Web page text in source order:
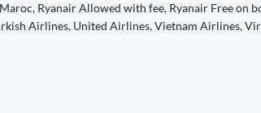
Ryanair Allowed with fee, Ryanair Free on
Airlines, United Airlines, Vietnam Airlines,